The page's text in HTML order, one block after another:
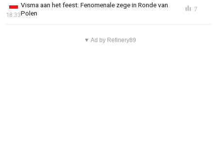
Visma aan het feest: Fenomenale zege in Ronde van
Polen
18:33
7
▼ Ad by Refinery89